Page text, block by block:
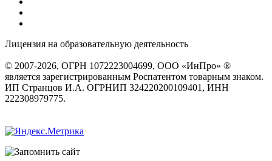
Лицензия на образовательную деятельность
© 2007-2026, ОГРН 1072223004699, ООО «ИнПро» ®
является зарегистрированным Роспатентом товарным знаком.
ИП Странцов И.А. ОГРНИП 324220200109401, ИНН
222308979775.